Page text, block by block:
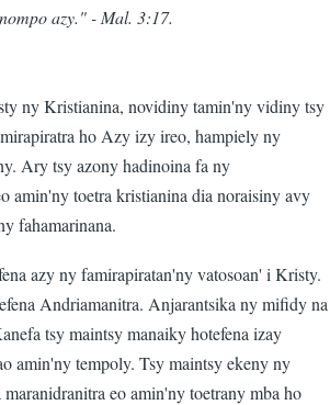
azy." - Mal. 3:17.
ny Kristianina, novidiny tamin'ny vidiny tsy
ho Azy izy ireo, hampiely ny
Ary tsy azony hadinoina fa ny
amin'ny toetra kristianina dia noraisiny avy
fahamarinana.
azy ny famirapiratan'ny vatosoan' i Kristy.
Andriamanitra. Anjarantsika ny mifidy na
tsy maintsy manaiky hotefena izay
amin'ny tempoly. Tsy maintsy ekeny ny
maranidranitra eo amin'ny toetrany mba ho